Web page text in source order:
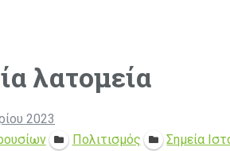
λατομεία
2023
Πολιτισμός Σημεία